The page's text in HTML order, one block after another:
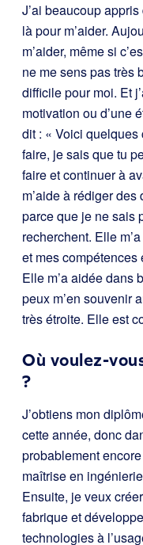
J’ai beaucoup
là pour m’aider.
m’aider, même si
ne me sens pas très
difficile pour moi. Et
motivation ou d’une
dit : « Voici
faire, je sais que tu
faire et continuer à
m’aide à rédiger
parce que je ne sais
recherchent. Elle
et mes compétences
Elle m’a aidée dans
peux m’en souvenir
très étroite. Elle est
Où voulez-
?
J’obtiens mon
cette année, donc
probablement
maîtrise en
Ensuite, je veux
fabrique et
technologies à